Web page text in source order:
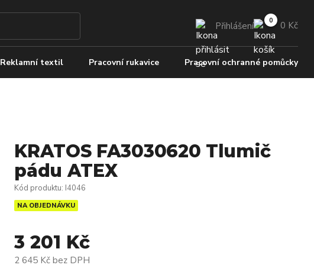
Přihlášení 0 Kč
Reklamní textil Pracovní rukavice Pracovní ochranné pomůcky
KRATOS FA3030620 Tlumič
pádu ATEX
Kód produktu: I4046
NA OBJEDNÁVKU
3 201 Kč
2 645 Kč bez DPH